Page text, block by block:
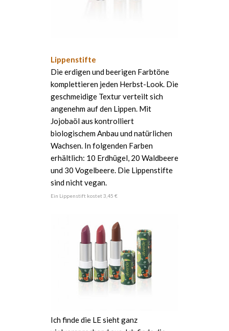
Lippenstifte
Die erdigen und beerigen Farbtöne
komplettieren jeden Herbst-Look. Die
geschmeidige Textur verteilt sich
angenehm auf den Lippen. Mit
Jojobaöl aus kontrolliert
biologischem Anbau und natürlichen
Wachsen. In folgenden Farben
erhältlich: 10 Erdhügel, 20 Waldbeere
und 30 Vogelbeere. Die Lippenstifte
sind nicht vegan.
Ein Lippenstift kostet 3,45 €
Ich finde die LE sieht ganz